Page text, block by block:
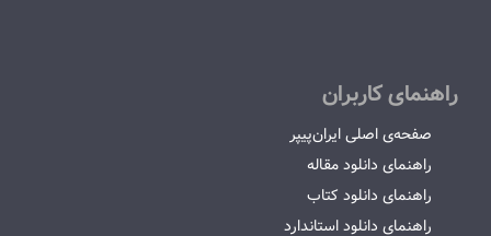
راهنمای کاربران
صفحه‌ی اصلی ایران‌پیپر
راهنمای دانلود مقاله
راهنمای دانلود کتاب
راهنمای دانلود استاندارد